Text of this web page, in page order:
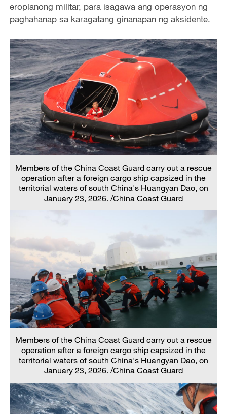
eroplanong militar, para isagawa ang operasyon ng
paghahanap sa karagatang ginanapan ng aksidente.
Members of the China Coast Guard carry out a rescue
operation after a foreign cargo ship capsized in the
territorial waters of south China's Huangyan Dao, on
January 23, 2026. /China Coast Guard
Members of the China Coast Guard carry out a rescue
operation after a foreign cargo ship capsized in the
territorial waters of south China's Huangyan Dao, on
January 23, 2026. /China Coast Guard